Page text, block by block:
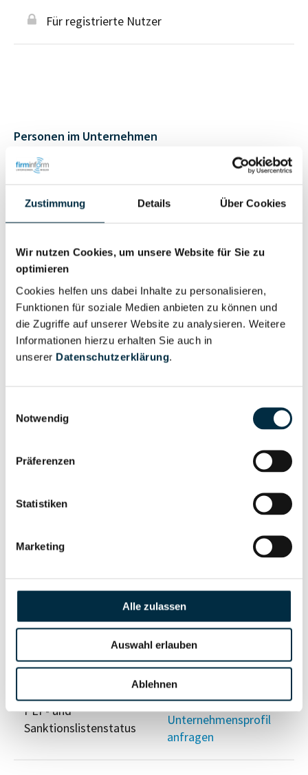
Zustimmung Details Über Cookies
Wir nutzen Cookies, um unsere Website für Sie zu
optimieren
Cookies helfen uns dabei Inhalte zu personalisieren,
Funktionen für soziale Medien anbieten zu können und
die Zugriffe auf unserer Website zu analysieren. Weitere
Informationen hierzu erhalten Sie auch in
unserer Datenschutzerklärung.
Notwendig
Präferenzen
Statistiken
Marketing
Alle zulassen
Auswahl erlauben
Ablehnen
Für registrierte Nutzer
Personen im Unternehmen
Nutzer
Wirtschaftlich
Berechtigter
Vollständiges
Eigentums- und Kontrollstruktur
Unternehmensprofil
Vollständiges
Unternehmensprofil
Vollständiges
anfragen
Risikoinformationen
PEP- und
Sanktionslistenstatus
Vollständiges
Unternehmensprofil
anfragen